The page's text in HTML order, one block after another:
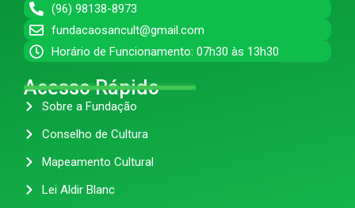
(96) 98138-8973
fundacaosancult@gmail.com
Horário de Funcionamento: 07h30 às 13h30
Acesso Rápido
Sobre a Fundação
Conselho de Cultura
Mapeamento Cultural
Lei Aldir Blanc